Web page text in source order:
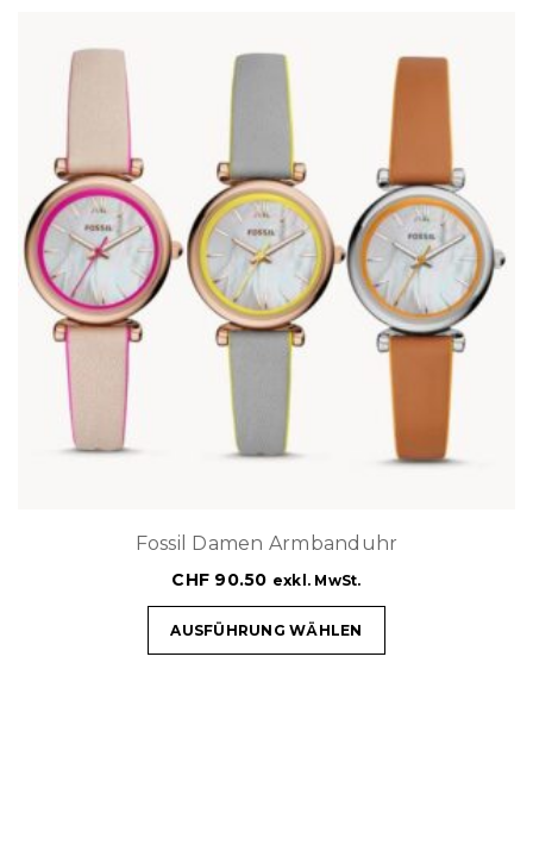
Fossil Damen Armbanduhr
CHF 90.50 exkl. MwSt.
AUSFÜHRUNG WÄHLEN